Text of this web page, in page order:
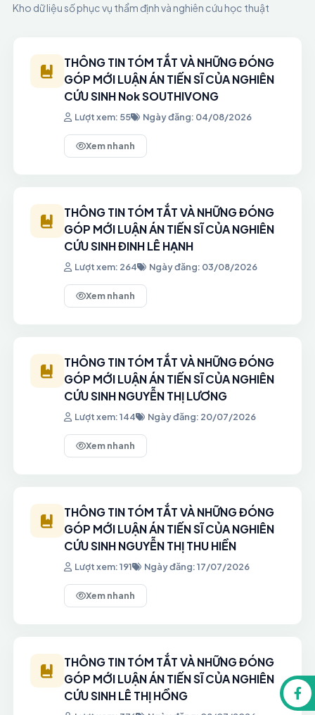
HƯỚNG DẪN KÊ KHAI, NỘP VĂN BẰNG, CHỨNG
17/07/2026
Khuyến khích học viên, nghiên cứu sinh đăng ký
viết đề án tốt nghiệp, luận án tiến sĩ bằng tiếng
17/07/2026
17/07/2026
Bảo vệ luận án Tiến sĩ của NCS Nguyễn Đình
Mạnh
17/07/2026
Kho dữ liệu số phục vụ thẩm định và nghiên cứu học thuật
THÔNG TIN TÓM TẮT VÀ NHỮNG ĐÓNG
GÓP MỚI LUẬN ÁN TIẾN SĨ CỦA NGHIÊN
CỨU SINH Nok SOUTHIVONG
Lượt xem: 55 Ngày đăng: 04/08/2026
Xem nhanh
THÔNG TIN TÓM TẮT VÀ NHỮNG ĐÓNG
GÓP MỚI LUẬN ÁN TIẾN SĨ CỦA NGHIÊN
CỨU SINH ĐINH LÊ HẠNH
Lượt xem: 264 Ngày đăng: 03/08/2026
Xem nhanh
THÔNG TIN TÓM TẮT VÀ NHỮNG ĐÓNG
GÓP MỚI LUẬN ÁN TIẾN SĨ CỦA NGHIÊN
CỨU SINH NGUYỄN THỊ LƯƠNG
Lượt xem: 144 Ngày đăng: 20/07/2026
Xem nhanh
THÔNG TIN TÓM TẮT VÀ NHỮNG ĐÓNG
GÓP MỚI LUẬN ÁN TIẾN SĨ CỦA NGHIÊN
CỨU SINH NGUYỄN THỊ THU HIỀN
Lượt xem: 191 Ngày đăng: 17/07/2026
Xem nhanh
THÔNG TIN TÓM TẮT VÀ NHỮNG ĐÓNG
GÓP MỚI LUẬN ÁN TIẾN SĨ CỦA NGHIÊN
CỨU SINH LÊ THỊ HỒNG